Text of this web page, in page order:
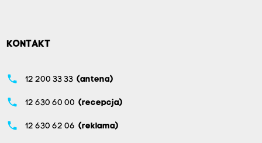
KONTAKT
phone 12 200 33 33 (antena)
phone 12 630 60 00 (recepcja)
phone 12 630 62 06 (reklama)